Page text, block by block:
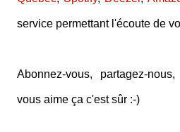
service permettant l'écoute de
Abonnez-vous, partagez-
vous aime ça c'est sûr :-)